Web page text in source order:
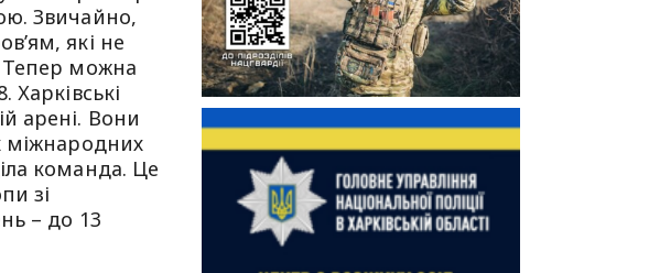
Звичайно,
які не
Тепер можна
арені. Вони
міжнародних
команда. Це
зі
– до 13